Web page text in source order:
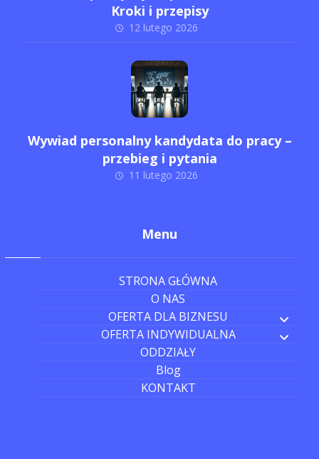
Kroki i przepisy
12 lutego 2026
Wywiad personalny kandydata do pracy –
przebieg i pytania
11 lutego 2026
Menu
STRONA GŁÓWNA
O NAS
OFERTA DLA BIZNESU
OFERTA INDYWIDUALNA
ODDZIAŁY
Blog
KONTAKT